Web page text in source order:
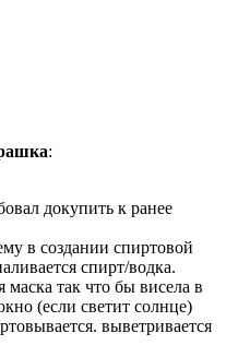
:
докупить к ранее
в создании спиртовой
спирт/водка.
так что бы висела в
(если светит солнце)
выветривается